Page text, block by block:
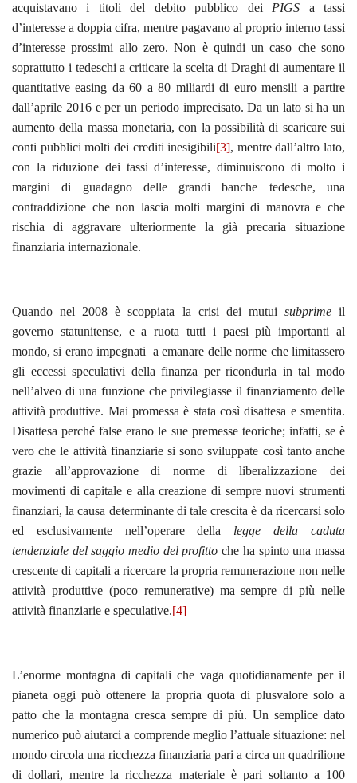
acquistavano i titoli del debito pubblico dei PIGS a tassi
d’interesse a doppia cifra, mentre pagavano al proprio interno tassi
d’interesse prossimi allo zero. Non è quindi un caso che sono
soprattutto i tedeschi a criticare la scelta di Draghi di aumentare il
quantitative easing da 60 a 80 miliardi di euro mensili a partire
dall’aprile 2016 e per un periodo imprecisato. Da un lato si ha un
aumento della massa monetaria, con la possibilità di scaricare sui
conti pubblici molti dei crediti inesigibili[3], mentre dall’altro lato,
con la riduzione dei tassi d’interesse, diminuiscono di molto i
margini di guadagno delle grandi banche tedesche, una
contraddizione che non lascia molti margini di manovra e che
rischia di aggravare ulteriormente la già precaria situazione
finanziaria internazionale.
Quando nel 2008 è scoppiata la crisi dei mutui subprimeil
governo statunitense, e a ruota tutti i paesi più importanti al
mondo, si erano impegnati a emanare delle norme che limitassero
gli eccessi speculativi della finanza per ricondurla in tal modo
nell’alveo di una funzione che privilegiasse il finanziamento delle
attività produttive. Mai promessa è stata così disattesa e smentita.
Disattesa perché false erano le sue premesse teoriche; infatti, se è
vero che le attività finanziarie si sono sviluppate così tanto anche
grazie all’approvazione di norme di liberalizzazione dei
movimenti di capitale e alla creazione di sempre nuovi strumenti
finanziari, la causa determinante di tale crescita è da ricercarsi solo
ed esclusivamente nell’operare della legge della caduta
tendenziale del saggio medio del profittoche ha spinto una massa
crescente di capitali a ricercare la propria remunerazione non nelle
attività produttive (poco remunerative) ma sempre di più nelle
attività finanziarie e speculative.[4]
L’enorme montagna di capitali che vaga quotidianamente per il
pianeta oggi può ottenere la propria quota di plusvalore solo a
patto che la montagna cresca sempre di più. Un semplice dato
numerico può aiutarci a comprende meglio l’attuale situazione: nel
mondo circola una ricchezza finanziaria pari a circa un quadrilione
di dollari, mentre la ricchezza materiale è pari soltanto a 100